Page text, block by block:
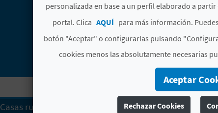
Casas rurales Empresas de turismo activo
personalizada en base a un perfil elaborado a
portal. Clica AQUÍ para más información.
botón "Aceptar" o configurarlas pulsando
cookies menos las absolutamente necesarias
Aceptar
Rechazar Cookies